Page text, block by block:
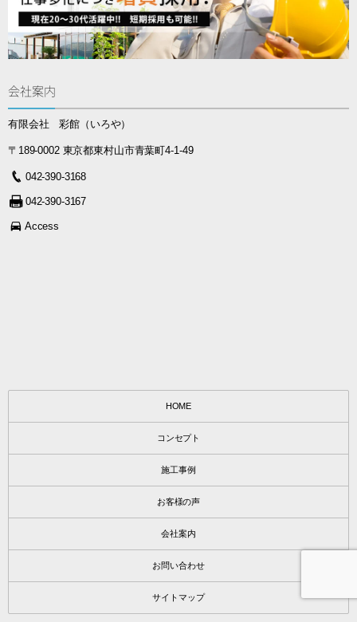
会社案内
有限会社 彩館（いろや）
〒189-0002 東京都東村山市青葉町4-1-49
042-390-3168
042-390-3167
Access
HOME
コンセプト
施工事例
お客様の声
会社案内
お問い合わせ
サイトマップ